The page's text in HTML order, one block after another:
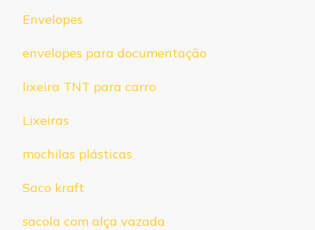
Envelopes
envelopes para documentação
lixeira TNT para carro
Lixeiras
mochilas plásticas
Saco kraft
sacola com alça vazada